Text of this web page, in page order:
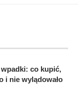
co kupić,
i nie wylądowało